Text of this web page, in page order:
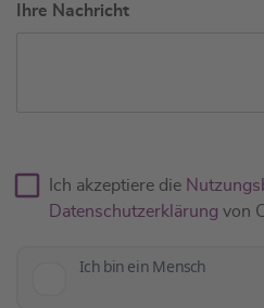
Ihre Nachricht
Ich akzeptiere die
Datenschutzerklärung von